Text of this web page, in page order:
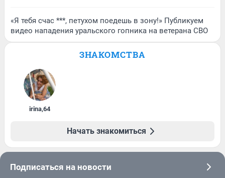
«Я тебя счас ***, петухом поедешь в зону!» Публикуем
видео нападения уральского гопника на ветерана СВО
ЗНАКОМСТВА
irina,64
Начать знакомиться
Подписаться на новости